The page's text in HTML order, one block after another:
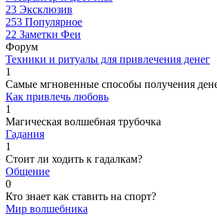
23 Эксклюзив
253 Популярное
22 Заметки Феи
Форум
Техники и ритуалы для привлечения денег
1
Самые мгновенные способы получения
Как привлечь любовь
1
Магическая волшебная трубочка
Гадания
1
Стоит ли ходить к гадалкам?
Общение
0
Кто знает как ставить на спорт?
Мир волшебника